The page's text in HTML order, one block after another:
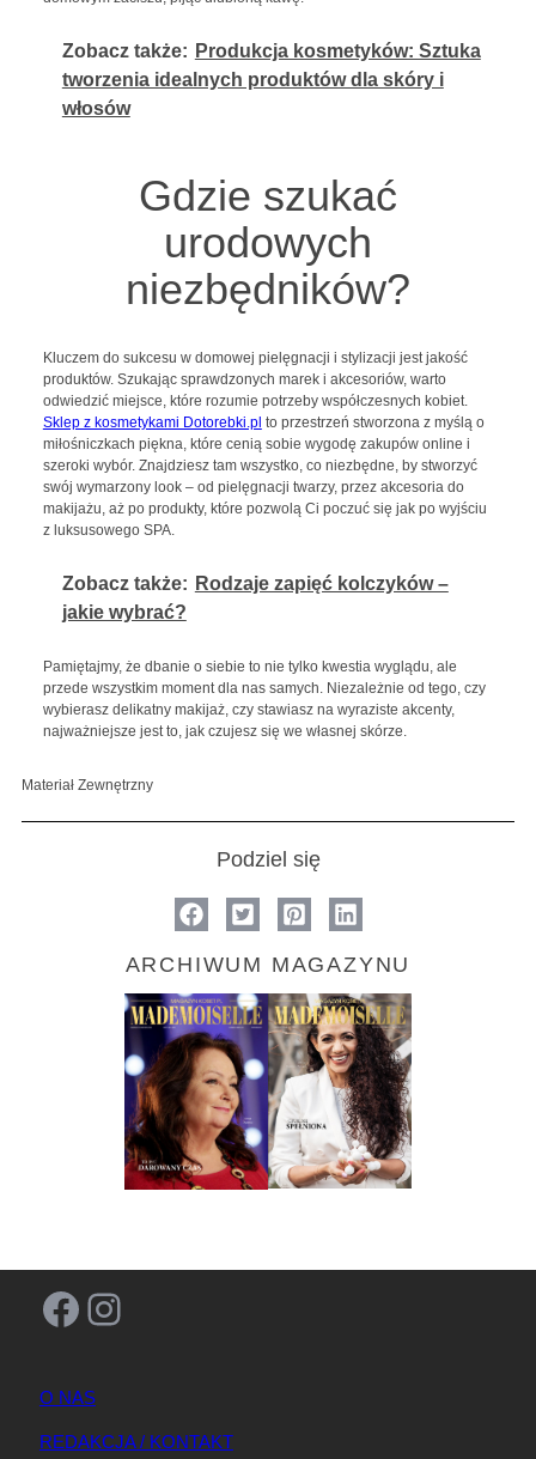
Zobacz także: Produkcja kosmetyków: Sztuka
tworzenia idealnych produktów dla skóry i
włosów
Gdzie szukać
urodowych
niezbędników?
Kluczem do sukcesu w domowej pielęgnacji i stylizacji jest jakość
produktów. Szukając sprawdzonych marek i akcesoriów, warto
odwiedzić miejsce, które rozumie potrzeby współczesnych kobiet.
Sklep z kosmetykami Dotorebki.pl to przestrzeń stworzona z myślą o
miłośniczkach piękna, które cenią sobie wygodę zakupów online i
szeroki wybór. Znajdziesz tam wszystko, co niezbędne, by stworzyć
swój wymarzony look – od pielęgnacji twarzy, przez akcesoria do
makijażu, aż po produkty, które pozwolą Ci poczuć się jak po wyjściu
z luksusowego SPA.
Zobacz także: Rodzaje zapięć kolczyków –
jakie wybrać?
Pamiętajmy, że dbanie o siebie to nie tylko kwestia wyglądu, ale
przede wszystkim moment dla nas samych. Niezależnie od tego, czy
wybierasz delikatny makijaż, czy stawiasz na wyraziste akcenty,
najważniejsze jest to, jak czujesz się we własnej skórze.
Materiał Zewnętrzny
Podziel się
ARCHIWUM MAGAZYNU
Facebook Instagram
O NAS
REDAKCJA / KONTAKT